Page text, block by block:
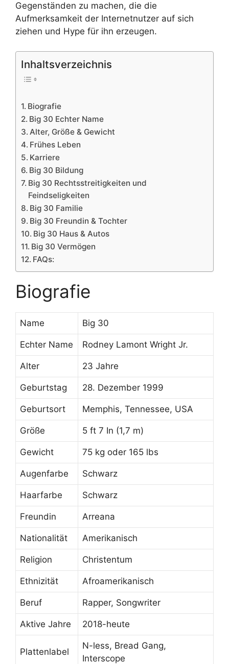
Gegenständen zu machen, die die
Aufmerksamkeit der Internetnutzer auf sich
ziehen und Hype für ihn erzeugen.
Inhaltsverzeichnis
Biografie
Big 30 Echter Name
Alter, Größe & Gewicht
Frühes Leben
Karriere
Big 30 Bildung
Big 30 Rechtsstreitigkeiten und
Feindseligkeiten
Big 30 Familie
Big 30 Freundin & Tochter
Big 30 Haus & Autos
Big 30 Vermögen
FAQs:
Biografie
Name Big 30
Echter Name Rodney Lamont Wright Jr.
Alter 23 Jahre
Geburtstag 28. Dezember 1999
Geburtsort Memphis, Tennessee, USA
Größe 5 ft 7 In (1,7 m)
Gewicht 75 kg oder 165 lbs
Augenfarbe Schwarz
Haarfarbe Schwarz
Freundin Arreana
Nationalität Amerikanisch
Religion Christentum
Ethnizität Afroamerikanisch
Beruf Rapper, Songwriter
Aktive Jahre 2018-heute
Plattenlabel
N-less, Bread Gang,
Interscope